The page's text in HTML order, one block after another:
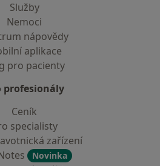
Služby
Nemoci
nápovědy
aplikace
pro pacienty
profesionály
Ceník
specialisty
zařízení
Novinka